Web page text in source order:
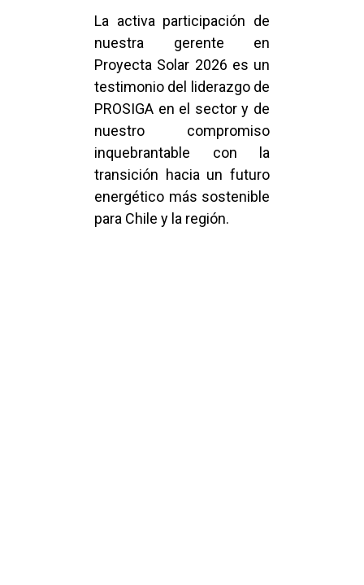
La activa participación de
nuestra gerente en
Proyecta Solar 2026 es un
testimonio del liderazgo de
PROSIGA en el sector y de
nuestro compromiso
inquebrantable con la
transición hacia un futuro
energético más sostenible
para Chile y la región.